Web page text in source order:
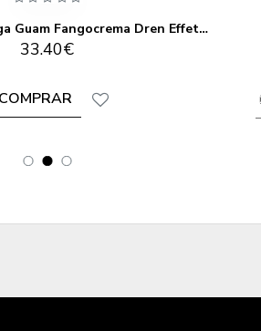
Guam Fanghi D'alga Guam Fangocrema Dren Effetto Freddo 200 ml
33.40€
COMPRAR